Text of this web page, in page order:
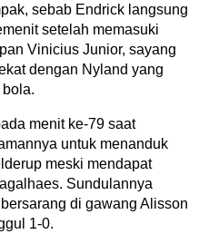
sebab Endrick langsung
setelah memasuki
Vinicius Junior, sayang
dengan Nyland yang
menit ke-79 saat
untuk menanduk
meski mendapat
Sundulannya
di gawang Alisson
1-0.